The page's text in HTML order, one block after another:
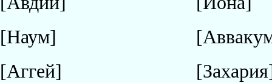
[Наум]
[Аггей]